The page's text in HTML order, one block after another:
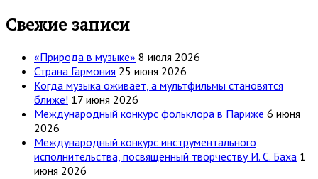
Свежие записи
«Природа в музыке» 8 июля 2026
Страна Гармония 25 июня 2026
Когда музыка оживает, а мультфильмы становятся
ближе! 17 июня 2026
Международный конкурс фольклора в Париже 6 июня
2026
Международный конкурс инструментального
исполнительства, посвящённый творчеству И. С. Баха 1
июня 2026